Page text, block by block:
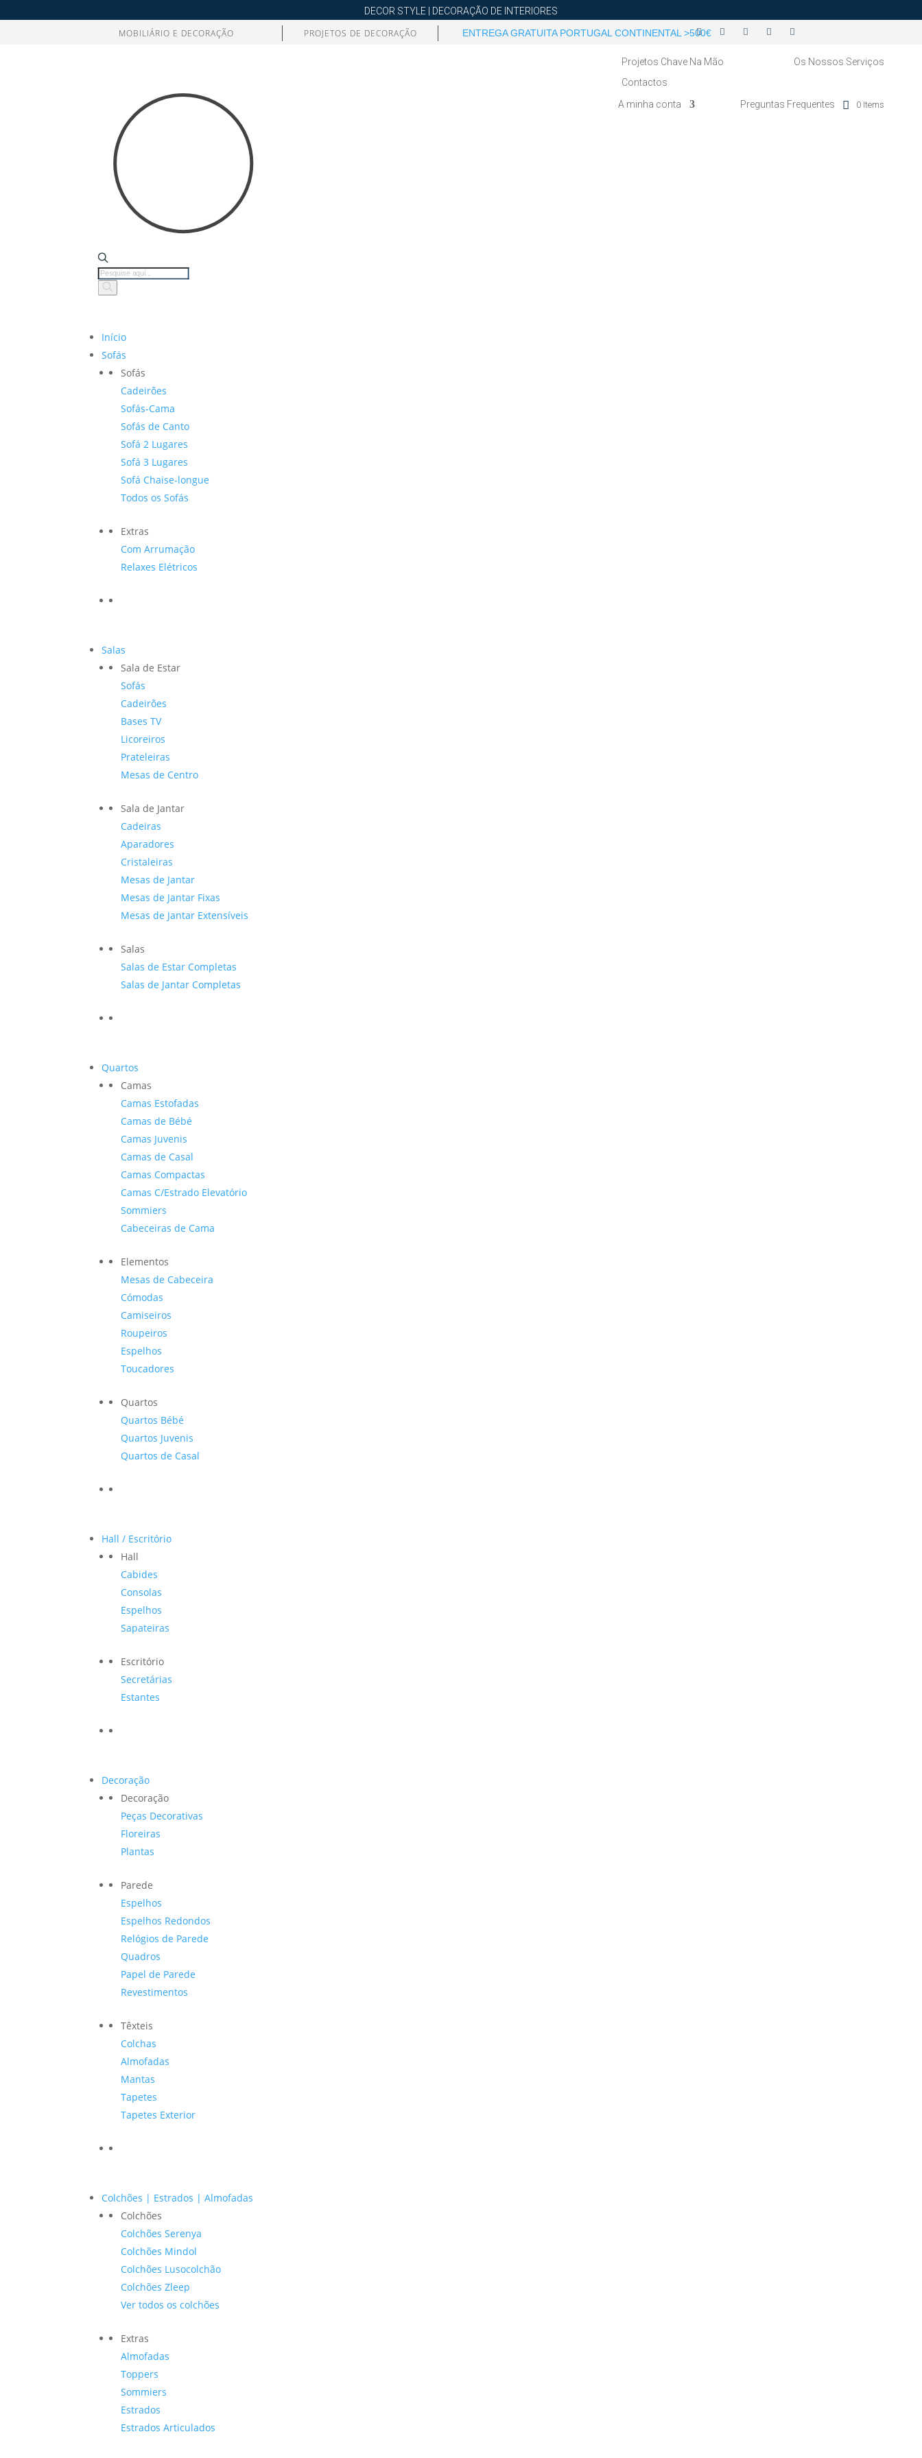
DECOR STYLE | DECORAÇÃO DE INTERIORES
MOBILIÁRIO E DECORAÇÃO PROJETOS DE DECORAÇÃO ENTREGA GRATUITA PORTUGAL CONTINENTAL >500€
Products
search
Projetos Chave Na Mão
Os Nossos Serviços
Contactos
A minha conta
Preguntas Frequentes 0 Items
Início
Sofás
Sofás
Cadeirões
Sofás-Cama
Sofás de Canto
Sofá 2 Lugares
Sofá 3 Lugares
Sofá Chaise-longue
Todos os Sofás
Extras
Com Arrumação
Relaxes Elétricos
Salas
Sala de Estar
Sofás
Cadeirões
Bases TV
Licoreiros
Prateleiras
Mesas de Centro
Sala de Jantar
Cadeiras
Aparadores
Cristaleiras
Mesas de Jantar
Mesas de Jantar Fixas
Mesas de Jantar Extensíveis
Salas
Salas de Estar Completas
Salas de Jantar Completas
Quartos
Camas
Camas Estofadas
Camas de Bébé
Camas Juvenis
Camas de Casal
Camas Compactas
Camas C/Estrado Elevatório
Sommiers
Cabeceiras de Cama
Elementos
Mesas de Cabeceira
Cómodas
Camiseiros
Roupeiros
Espelhos
Toucadores
Quartos
Quartos Bébé
Quartos Juvenis
Quartos de Casal
Hall / Escritório
Hall
Cabides
Consolas
Espelhos
Sapateiras
Escritório
Secretárias
Estantes
Decoração
Decoração
Peças Decorativas
Floreiras
Plantas
Parede
Espelhos
Espelhos Redondos
Relógios de Parede
Quadros
Papel de Parede
Revestimentos
Têxteis
Colchas
Almofadas
Mantas
Tapetes
Tapetes Exterior
Colchões | Estrados | Almofadas
Colchões
Colchões Serenya
Colchões Mindol
Colchões Lusocolchão
Colchões Zleep
Ver todos os colchões
Extras
Almofadas
Toppers
Sommiers
Estrados
Estrados Articulados